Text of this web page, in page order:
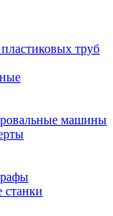
труб
машины